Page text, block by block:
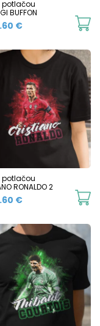
potlačou
BUFFON
€
potlačou
RONALDO 2
€